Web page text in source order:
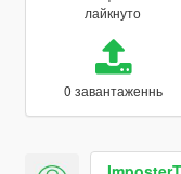
лайкнуто
0 завантаженнь